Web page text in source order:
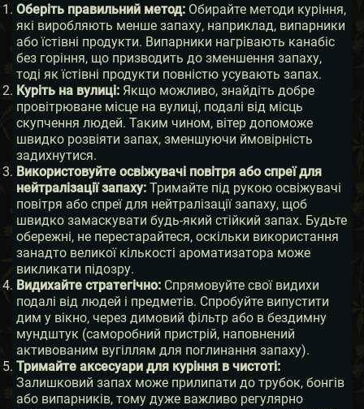
Оберіть правильний метод: Обирайте методи куріння,
які виробляють менше запаху, наприклад, випарники
або їстівні продукти. Випарники нагрівають канабіс
без горіння, що призводить до зменшення запаху,
тоді як їстівні продукти повністю усувають запах.
Куріть на вулиці: Якщо можливо, знайдіть добре
провітрюване місце на вулиці, подалі від місць
скупчення людей. Таким чином, вітер допоможе
швидко розвіяти запах, зменшуючи ймовірність
задихнутися.
Використовуйте освіжувачі повітря або спреї для
нейтралізації запаху: Тримайте під рукою освіжувачі
повітря або спреї для нейтралізації запаху, щоб
швидко замаскувати будь-який стійкий запах. Будьте
обережні, не перестарайтеся, оскільки використання
занадто великої кількості ароматизатора може
викликати підозру.
Видихайте стратегічно: Спрямовуйте свої видихи
подалі від людей і предметів. Спробуйте випустити
дим у вікно, через димовий фільтр або в бездимну
мундштук (саморобний пристрій, наповнений
активованим вугіллям для поглинання запаху).
Тримайте аксесуари для куріння в чистоті:
Залишковий запах може прилипати до трубок, бонгів
або випарників, тому дуже важливо регулярно